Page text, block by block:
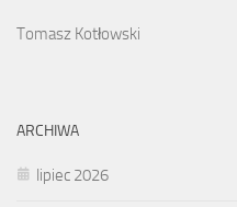
Tomasz Kotłowski
ARCHIWA
lipiec 2026